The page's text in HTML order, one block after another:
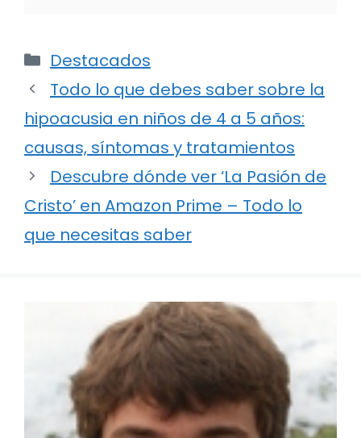
Categorías
Destacados
Todo lo que debes saber sobre la
hipoacusia en niños de 4 a 5 años:
causas, síntomas y tratamientos
Descubre dónde ver ‘La Pasión de
Cristo’ en Amazon Prime – Todo lo
que necesitas saber